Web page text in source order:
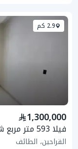
2.9 كم
1,300,000
فيلا 593 متر مربع شرقية على شارع 15م
القراحين، الطائف